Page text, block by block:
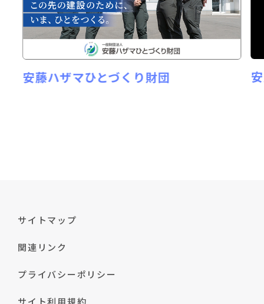
安藤ハザマひとづくり財団
サイトマップ
関連リンク
プライバシーポリシー
サイト利用規約